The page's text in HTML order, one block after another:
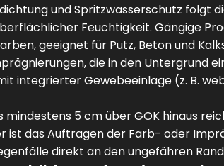
und Spritzwasserschutz folgt
Feuchtigkeit. Gängige
geeignet für Putz, Beton und
die in den Untergrund
integrierter Gewebeeinlage (z. B.
mindestens 5 cm über GOK hinaus
ist das Auftragen der Farb- oder
direkt an den ungefähren